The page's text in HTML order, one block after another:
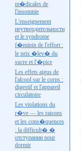
m�dicales de
l'insomnie
L'enseignement
неутвердительности
et le syndrome
f�minin de l'effort :
le prix �lev� du
sucre et l'�pice
Les effets aigus de
l'alcool sur le corps :
digestif et l'appareil
circulatoire
Les violations du
r�ve — les raisons
et les cons�quences
: la difficult� �
отступании pour
dormir